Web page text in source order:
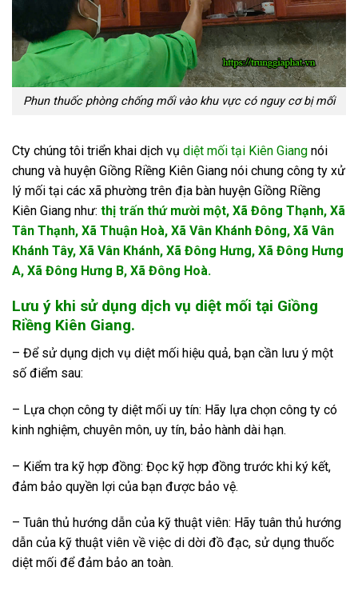
Phun thuốc phòng chống mối vào khu vực có nguy cơ bị mối
Cty chúng tôi triển khai dịch vụ diệt mối tại Kiên Giang nói
chung và huyện Giồng Riềng Kiên Giang nói chung công ty xử
lý mối tại các xã phường trên địa bàn huyện Giồng Riềng
Kiên Giang như: thị trấn thứ mười một, Xã Đông Thạnh, Xã
Tân Thạnh, Xã Thuận Hoà, Xã Vân Khánh Đông, Xã Vân
Khánh Tây, Xã Vân Khánh, Xã Đông Hưng, Xã Đông Hưng
A, Xã Đông Hưng B, Xã Đông Hoà.
Lưu ý khi sử dụng dịch vụ diệt mối tại Giồng
Riềng Kiên Giang.
– Để sử dụng dịch vụ diệt mối hiệu quả, bạn cần lưu ý một
số điểm sau:
– Lựa chọn công ty diệt mối uy tín: Hãy lựa chọn công ty có
kinh nghiệm, chuyên môn, uy tín, bảo hành dài hạn.
– Kiểm tra kỹ hợp đồng: Đọc kỹ hợp đồng trước khi ký kết,
đảm bảo quyền lợi của bạn được bảo vệ.
– Tuân thủ hướng dẫn của kỹ thuật viên: Hãy tuân thủ hướng
dẫn của kỹ thuật viên về việc di dời đồ đạc, sử dụng thuốc
diệt mối để đảm bảo an toàn.